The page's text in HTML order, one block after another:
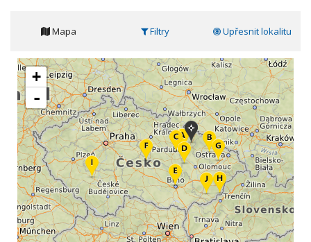
Mapa Filtry Upřesnit lokalitu
+
-